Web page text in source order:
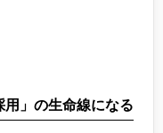
」の生命線になる